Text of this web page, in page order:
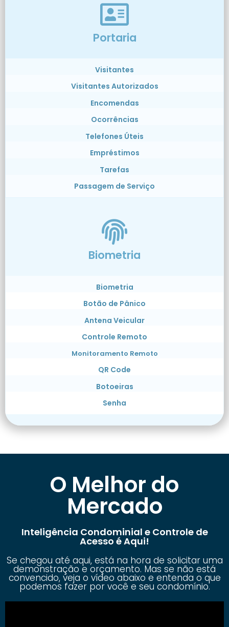
Portaria
Visitantes
Visitantes Autorizados
Encomendas
Ocorrências
Telefones Úteis
Empréstimos
Tarefas
Passagem de Serviço
Biometria
Biometria
Botão de Pânico
Antena Veicular
Controle Remoto
Monitoramento Remoto
QR Code
Botoeiras
Senha
O Melhor do
Mercado
Inteligência Condominial e Controle de
Acesso é Aqui!
Se chegou até aqui, está na hora de solicitar uma
demonstração e orçamento. Mas se não está
convencido, veja o vídeo abaixo e entenda o que
podemos fazer por você e seu condomínio.